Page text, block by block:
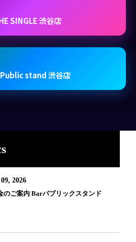
SINGLE 渋谷店
stand 渋谷店
2026
のご案内 Barパブリックスタンド